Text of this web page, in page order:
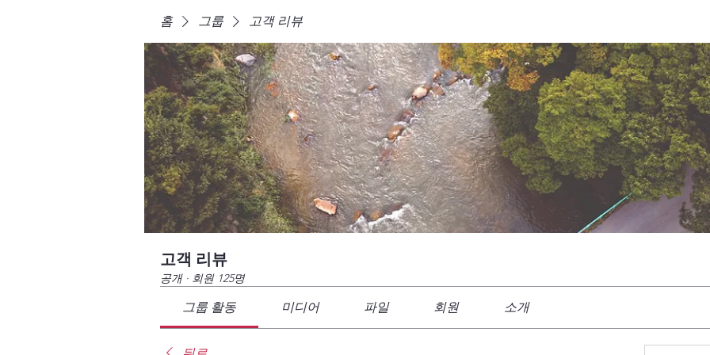
홈 그룹 고객 리뷰
고객 리뷰
공개 · 회원 125명
그룹 활동 미디어 파일 회원 소개